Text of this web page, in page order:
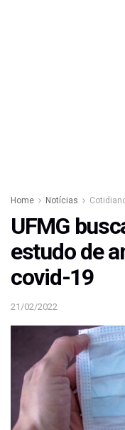
Home Notícias
UFMG
estudo de
covid-19
21/02/2022